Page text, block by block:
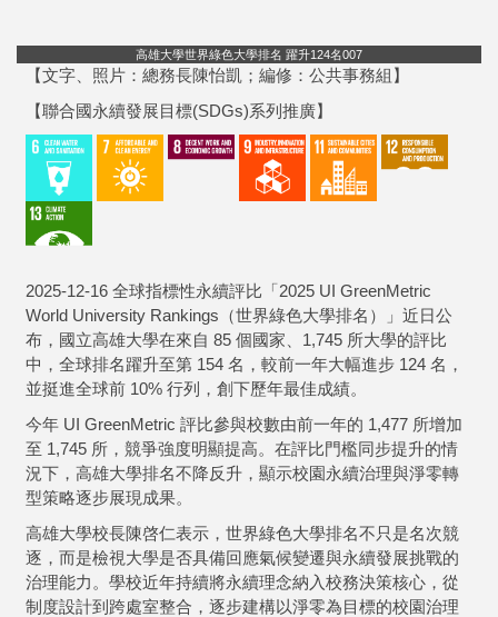
高雄大學世界綠色大學排名 躍升124名007
【文字、照片：總務長陳怡凱；編修：公共事務組】
【聯合國永續發展目標(SDGs)系列推廣】
2025-12-16 全球指標性永續評比「2025 UI GreenMetric
World University Rankings（世界綠色大學排名）」近日公
布，國立高雄大學在來自 85 個國家、1,745 所大學的評比
中，全球排名躍升至第 154 名，較前一年大幅進步 124 名，
並挺進全球前 10% 行列，創下歷年最佳成績。
今年 UI GreenMetric 評比參與校數由前一年的 1,477 所增加
至 1,745 所，競爭強度明顯提高。在評比門檻同步提升的情
況下，高雄大學排名不降反升，顯示校園永續治理與淨零轉
型策略逐步展現成果。
高雄大學校長陳啓仁表示，世界綠色大學排名不只是名次競
逐，而是檢視大學是否具備回應氣候變遷與永續發展挑戰的
治理能力。學校近年持續將永續理念納入校務決策核心，從
制度設計到跨處室整合，逐步建構以淨零為目標的校園治理